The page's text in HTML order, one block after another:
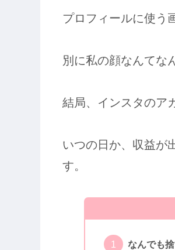
プロフィールに使う
別に私の顔なんてな
結局、インスタのア
いつの日か、収益が
す。
なんでも